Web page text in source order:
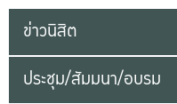
ข่าวนิสิต
ประชุม/สัมมนา/อบรม